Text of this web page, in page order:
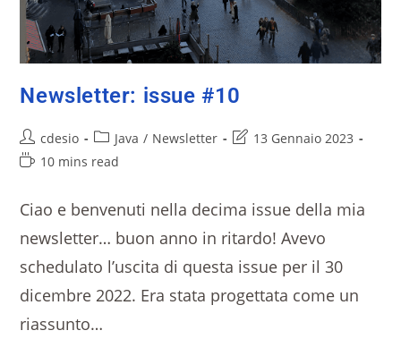
Newsletter: issue #10
cdesio Java / Newsletter
13 Gennaio 2023
10 mins read
Ciao e benvenuti nella decima issue della mia
newsletter… buon anno in ritardo! Avevo
schedulato l’uscita di questa issue per il 30
dicembre 2022. Era stata progettata come un
riassunto…